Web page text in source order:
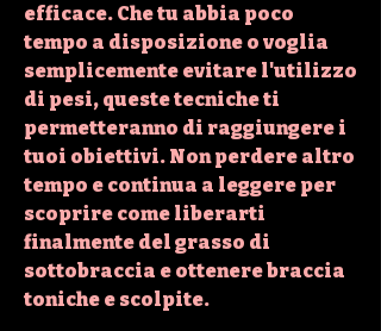
efficace. Che tu abbia poco
tempo a disposizione o voglia
semplicemente evitare l'utilizzo
di pesi, queste tecniche ti
permetteranno di raggiungere i
tuoi obiettivi. Non perdere altro
tempo e continua a leggere per
scoprire come liberarti
finalmente del grasso di
sottobraccia e ottenere braccia
toniche e scolpite.